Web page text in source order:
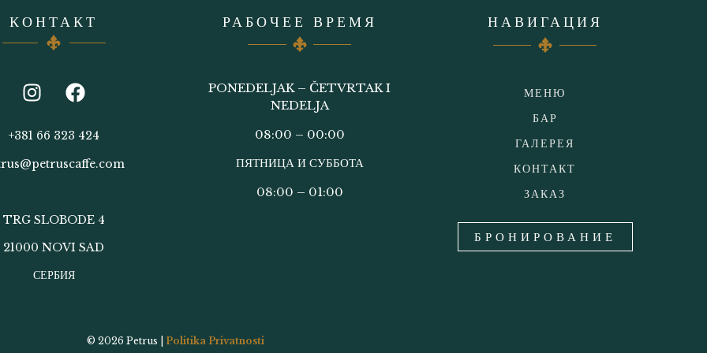
КОНТАКТ
+381 66 323 424
TRG SLOBODE 4
21000 NOVI SAD
СЕРБИЯ
РАБОЧЕЕ ВРЕМЯ
PONEDELJAK – ČETVRTAK I
NEDELJA
08:00 – 00:00
ПЯТНИЦА И СУББОТА
08:00 – 01:00
НАВИГАЦИЯ
МЕНЮ
БАР
ГАЛЕРЕЯ
КОНТАКТ
ЗАКАЗ
БРОНИРОВАНИЕ
© 2026 Petrus | Politika Privatnosti